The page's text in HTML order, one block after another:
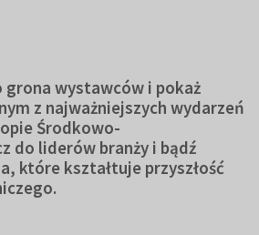
grona wystawców i pokaż
z najważniejszych wydarzeń
Środkowo-
do liderów branży i bądź
które kształtuje przyszłość